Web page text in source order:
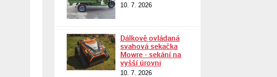
10. 7. 2026
Dálkově ovládaná
svahová sekačka
Mowre - sekání na
vyšší úrovni
10. 7. 2026